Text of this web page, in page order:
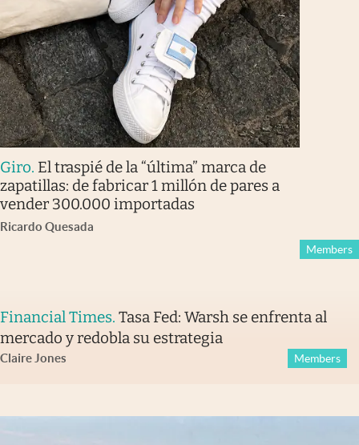
Giro. El traspié de la “última” marca de
zapatillas: de fabricar 1 millón de pares a
vender 300.000 importadas
Ricardo Quesada
Members
Financial Times. Tasa Fed: Warsh se enfrenta al
mercado y redobla su estrategia
Claire Jones Members